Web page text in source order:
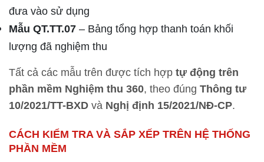
đưa vào sử dụng
Mẫu QT.TT.07 – Bảng tổng hợp thanh toán khối
lượng đã nghiệm thu
Tất cả các mẫu trên được tích hợp tự động trên
phần mềm Nghiệm thu 360, theo đúng Thông tư
10/2021/TT-BXD và Nghị định 15/2021/NĐ-CP.
CÁCH KIỂM TRA VÀ SẮP XẾP TRÊN HỆ THỐNG
PHẦN MỀM